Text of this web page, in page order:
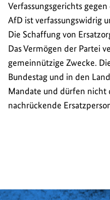
Verfassungsgerichts
AfD ist verfassungswidrig
Die Schaffung von
Das Vermögen der Partei
gemeinnützige Zwecke.
Bundestag und in den
Mandate und dürfen nicht
nachrückende